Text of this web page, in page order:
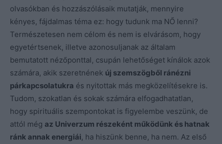
olvasókban és hozzászólásaik mutatják, mennyire
kényes, fájdalmas téma ez: hogy tudunk ma NŐ lenni?
Természetesen nem célom és nem is elvárásom, hogy
egyetértsenek, illetve azonosuljanak az általam
bemutatott nézőponttal, csupán lehetőséget kínálok azok
számára, akik szeretnének új szemszögből ránézni
párkapcsolatukra és nyitottak más megközelítésekre is.
Tudom, szokatlan és sokak számára elfogadhatatlan,
hogy spirituális szempontokat is figyelembe veszünk, de
attól még az Univerzum részeként működünk és hatnak
ránk annak energiái, ha hiszünk benne, ha nem. Az első